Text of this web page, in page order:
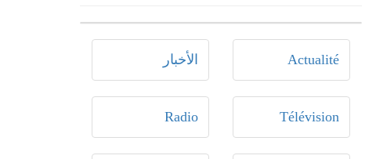
Actualité الأخبار
Télévision
Radio